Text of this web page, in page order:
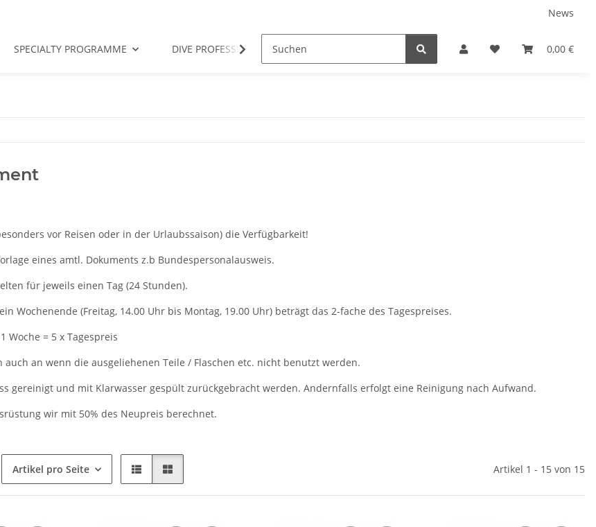
News
0,00 €
SPECIALTY PROGRAMME DIVE PROFESSIONAL SSI DIGITALE KITS EXTENDED RANGE FREEDIVING
vor Reisen oder in der Urlaubssaison) die Verfügbarkeit!
eines amtl. Dokuments z.b Bundespersonalausweis.
für jeweils einen Tag (24 Stunden).
Wochenende (Freitag, 14.00 Uhr bis Montag, 19.00 Uhr) beträgt das 2-fache des Tagespreises.
Woche = 5 x Tagespreis
auch an wenn die ausgeliehenen Teile / Flaschen etc. nicht benutzt werden.
gereinigt und mit Klarwasser gespült zurückgebracht werden. Andernfalls erfolgt eine Reinigung nach Aufwand.
wir mit 50% des Neupreis berechnet.
Artikel pro Seite Artikel 1 - 15 von 15